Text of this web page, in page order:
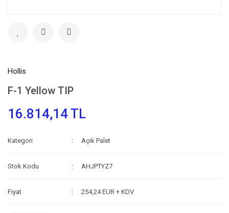
Hollis
F-1 Yellow TIP
16.814,14 TL
Kategori Açık Palet
Stok Kodu AHJPTYZ7
Fiyat 254,24 EUR + KDV